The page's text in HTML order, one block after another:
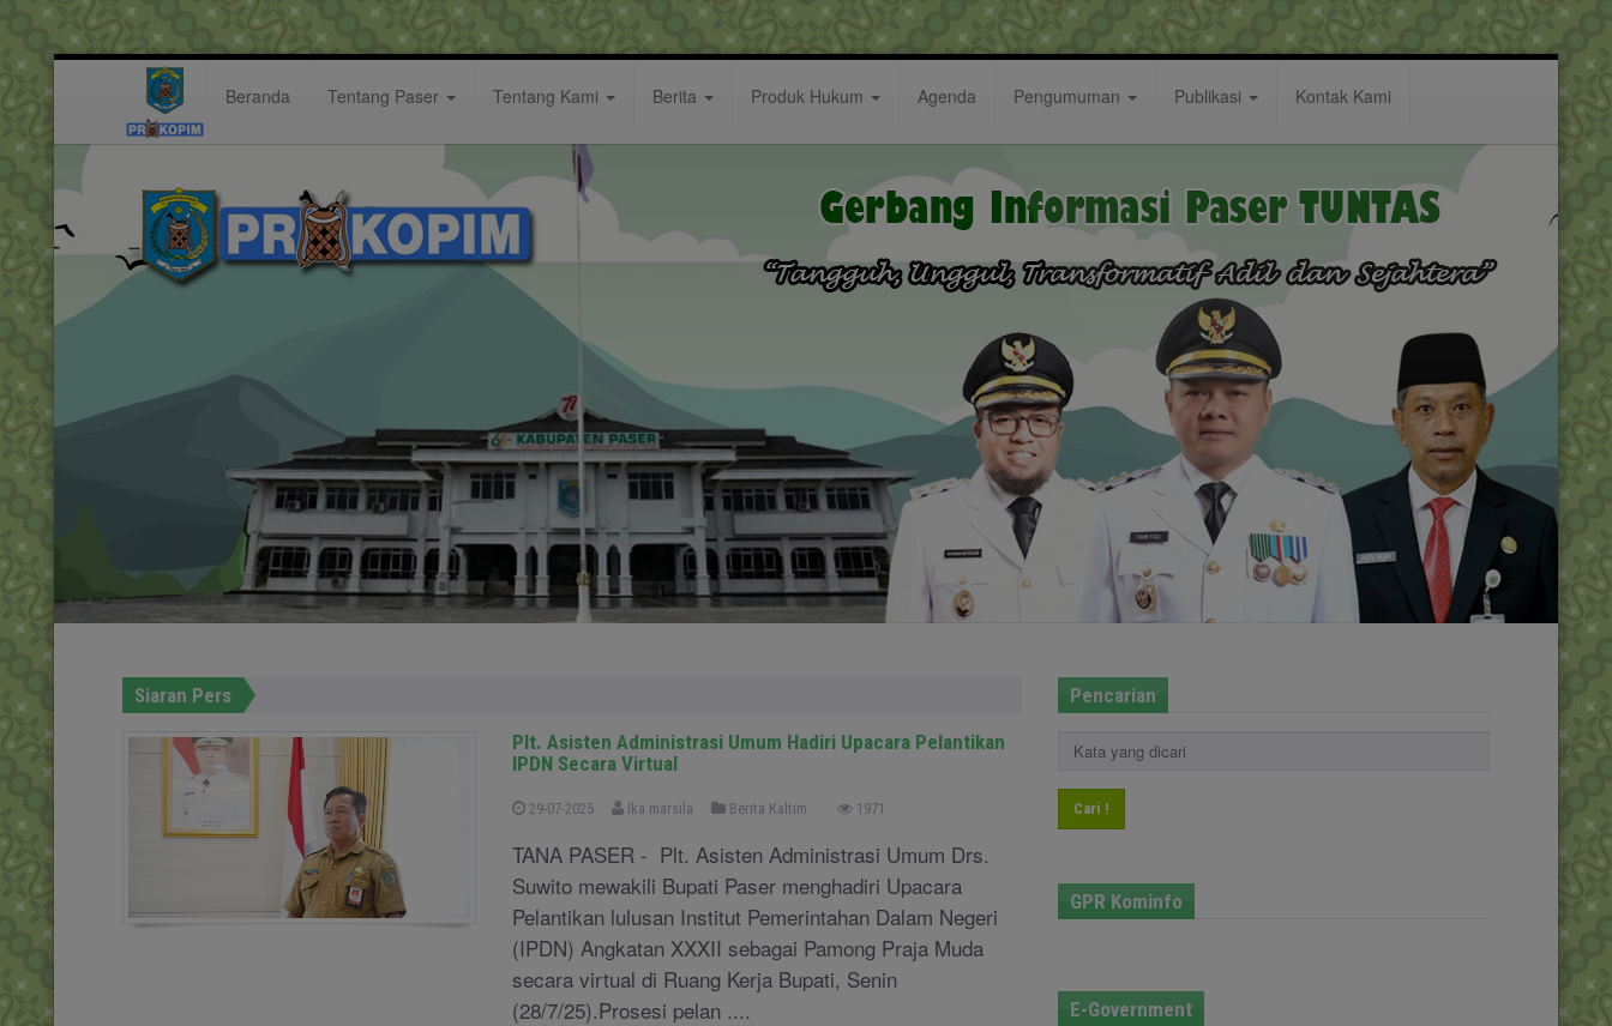
Beranda Tentang Paser Tentang Kami Berita Produk Hukum Agenda Pengumuman Publikasi Kontak Kami
Hastag:
Siaran Pers
Plt. Asisten Administrasi Umum Hadiri Upacara Pelantikan
IPDN Secara Virtual
29-07-2025 Ika marsila Berita Kaltim 1971
TANA PASER - Plt. Asisten Administrasi Umum Drs.
Suwito mewakili Bupati Paser menghadiri Upacara
Pelantikan lulusan Institut Pemerintahan Dalam Negeri
(IPDN) Angkatan XXXII sebagai Pamong Praja Muda
secara virtual di Ruang Kerja Bupati, Senin
(28/7/25).Prosesi pelan ....
Pencarian
Cari !
GPR Kominfo
E-Government